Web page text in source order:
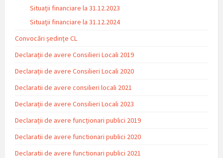
Situații financiare la 31.12.2023
Situaţii financiare la 31.12.2024
Convocări ședințe CL
Declarații de avere Consilieri Locali 2019
Declarații de avere Consilieri Locali 2020
Declaratii de avere consilieri locali 2021
Declarații de avere Consilieri Locali 2023
Declarații de avere funcționari publici 2019
Declaratii de avere functionari publici 2020
Declaratii de avere functionari publici 2021